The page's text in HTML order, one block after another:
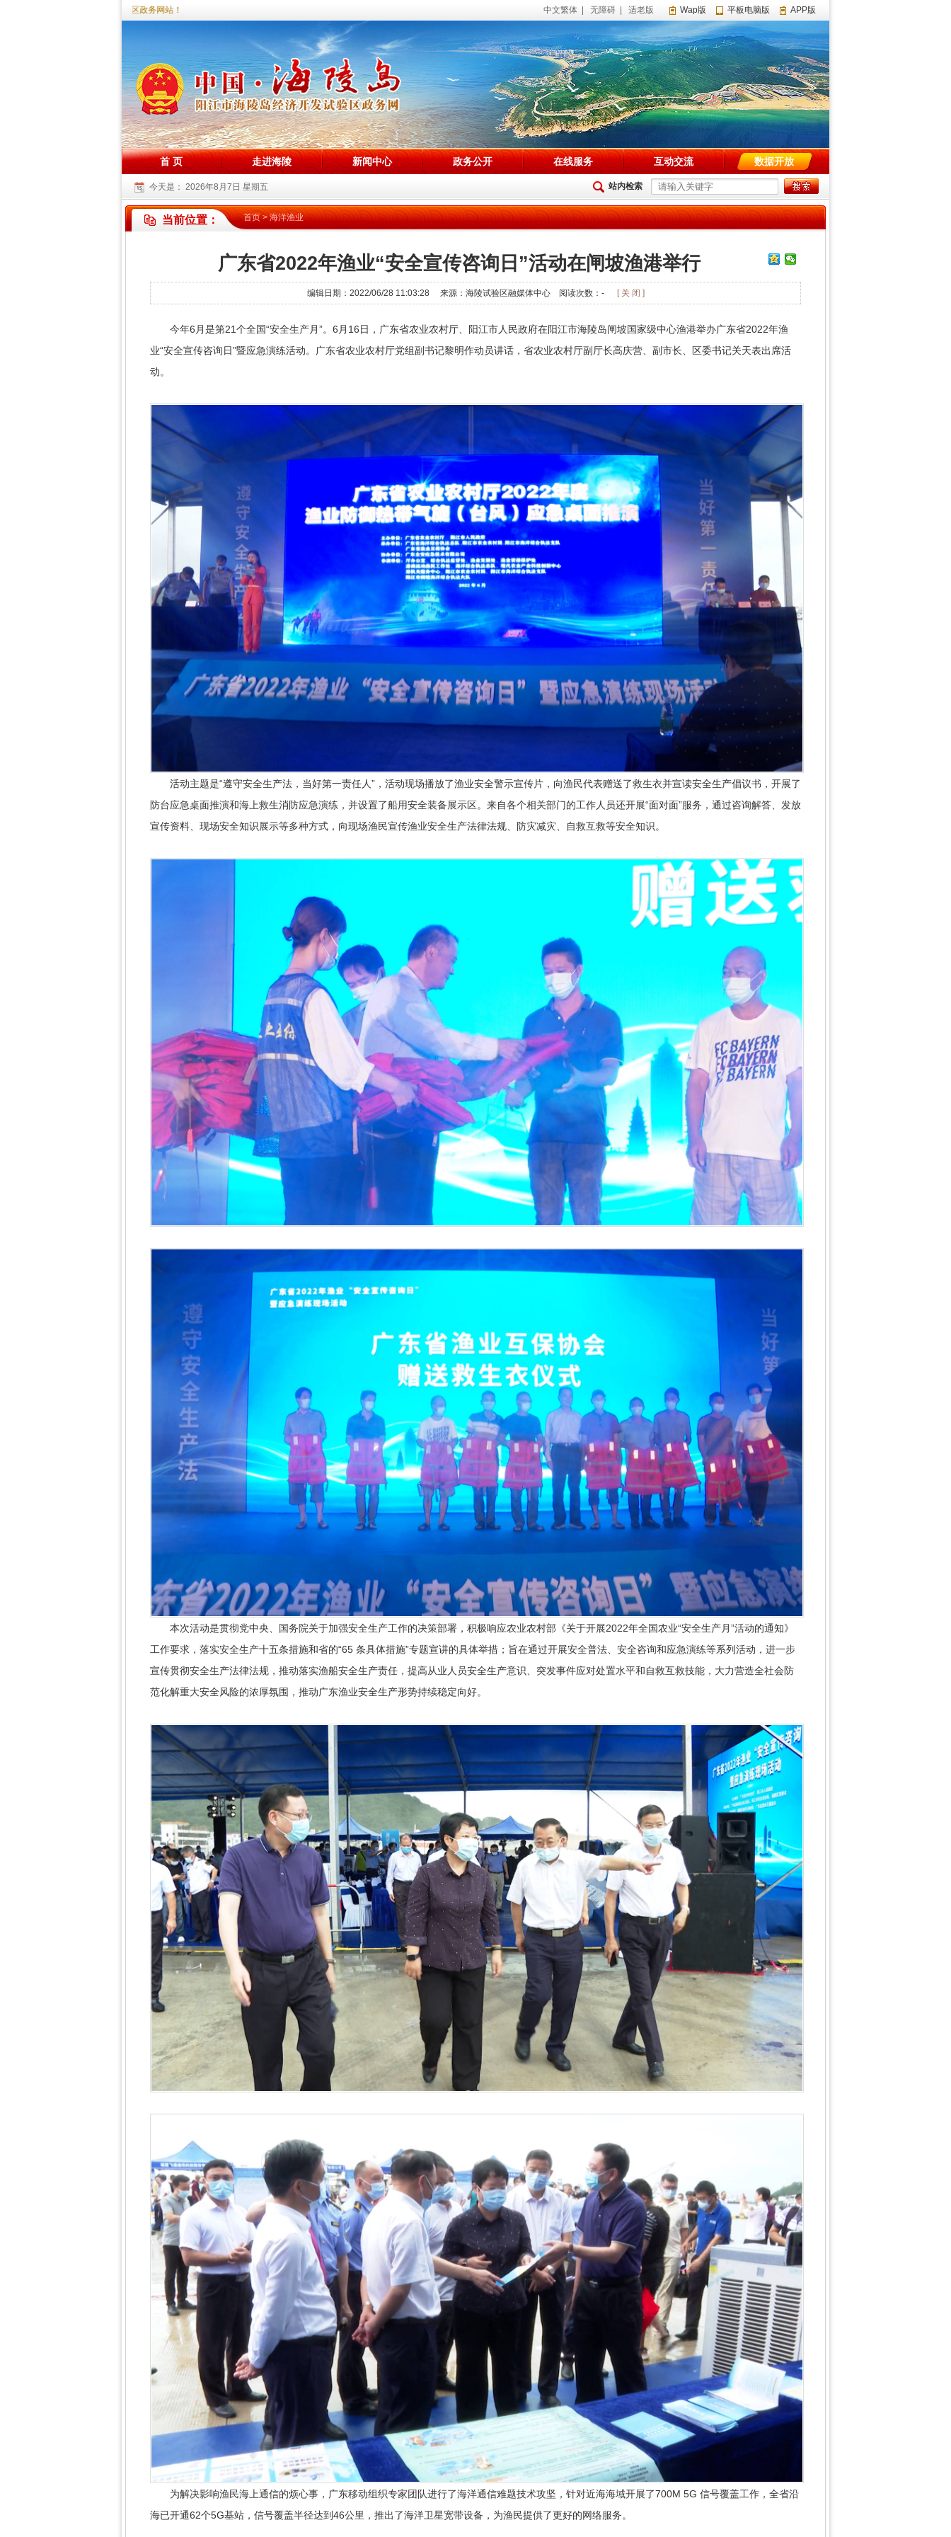
您好，欢迎访问海陵试验区政务网站！ 中文繁体 无障碍 适老版 Wap版 平板电脑版 APP版
首 页 走进海陵 新闻中心 政务公开 在线服务 互动交流 数据开放
今天是： 2026年8月7日 星期五 站内检索
当前位置： 首页>海洋渔业
广东省2022年渔业“安全宣传咨询日”活动在闸坡渔港举行
编辑日期：2022/06/28 11:03:28 来源：海陵试验区融媒体中心 阅读次数： - [ 关 闭 ]
今年6月是第21个全国“安全生产月”。6月16日，广东省农业农村厅、阳江市人民政府在阳江市海陵岛闸坡国家级中心渔港举办广东省2022年渔
业“安全宣传咨询日”暨应急演练活动。广东省农业农村厅党组副书记黎明作动员讲话，省农业农村厅副厅长高庆营、副市长、区委书记关天表出席活
动。
活动主题是“遵守安全生产法，当好第一责任人”，活动现场播放了渔业安全警示宣传片，向渔民代表赠送了救生衣并宣读安全生产倡议书，开展了
防台应急桌面推演和海上救生消防应急演练，并设置了船用安全装备展示区。来自各个相关部门的工作人员还开展“面对面”服务，通过咨询解答、发放
宣传资料、现场安全知识展示等多种方式，向现场渔民宣传渔业安全生产法律法规、防灾减灾、自救互救等安全知识。
本次活动是贯彻党中央、国务院关于加强安全生产工作的决策部署，积极响应农业农村部《关于开展2022年全国农业“安全生产月”活动的通知》
工作要求，落实安全生产十五条措施和省的“65 条具体措施”专题宣讲的具体举措；旨在通过开展安全普法、安全咨询和应急演练等系列活动，进一步
宣传贯彻安全生产法律法规，推动落实渔船安全生产责任，提高从业人员安全生产意识、突发事件应对处置水平和自救互救技能，大力营造全社会防
范化解重大安全风险的浓厚氛围，推动广东渔业安全生产形势持续稳定向好。
为解决影响渔民海上通信的烦心事，广东移动组织专家团队进行了海洋通信难题技术攻坚，针对近海海域开展了700M 5G 信号覆盖工作，全省沿
海已开通62个5G基站，信号覆盖半径达到46公里，推出了海洋卫星宽带设备，为渔民提供了更好的网络服务。